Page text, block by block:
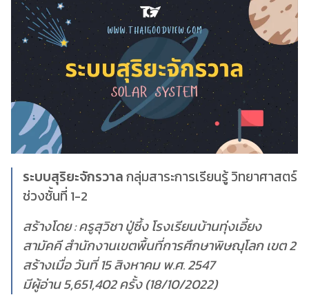
ระบบสุริยะจักรวาลกลุ่มสาระการเรียนรู้ วิทยาศาสตร์
ช่วงชั้นที่ 1-2
สร้างโดย : ครูสุวิชา ปู่ซึ้ง โรงเรียนบ้านทุ่งเอี้ยง
สามัคคี สำนักงานเขตพื้นที่การศึกษาพิษณุโลก เขต 2
สร้างเมื่อ วันที่ 15 สิงหาคม พ.ศ. 2547
มีผู้อ่าน 5,651,402 ครั้ง (18/10/2022)